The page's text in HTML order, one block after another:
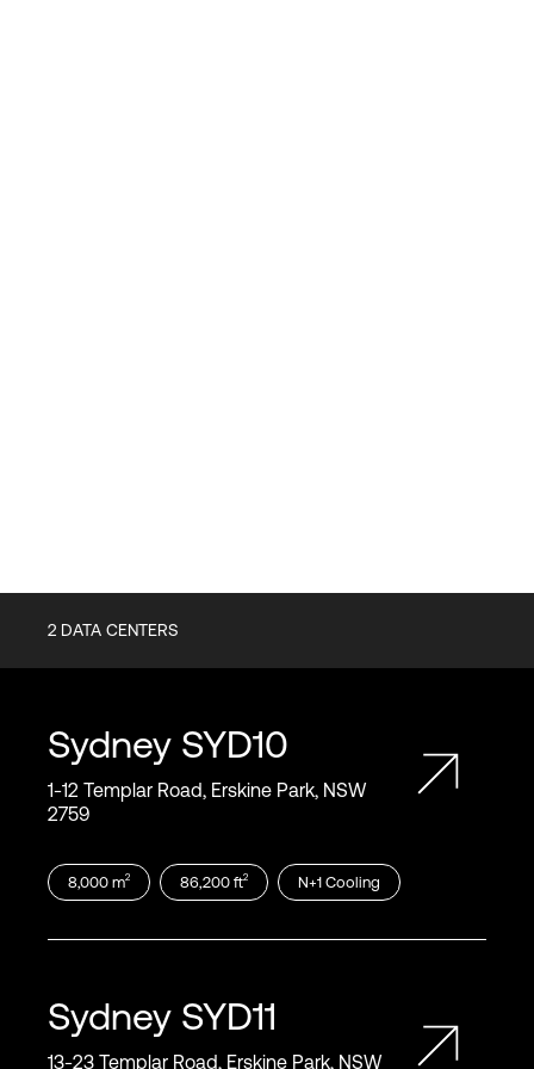
2 DATA CENTERS
Sydney SYD10
1‑12 Templar Road, Erskine Park, NSW
2759
8,000 m2 86,200 ft2 N+1 Cooling
Sydney SYD11
13‑23 Templar Road, Erskine Park, NSW